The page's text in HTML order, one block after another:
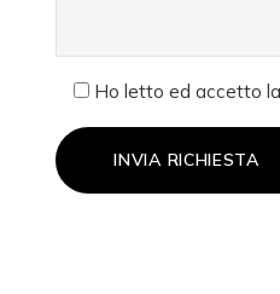
Ho letto ed accetto